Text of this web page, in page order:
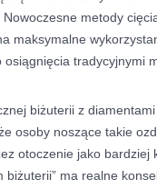
metody
maksymalne
tradycyjnymi
biżuterii z
osoby noszące takie
otoczenie jako bardziej
biżuterii” ma realne